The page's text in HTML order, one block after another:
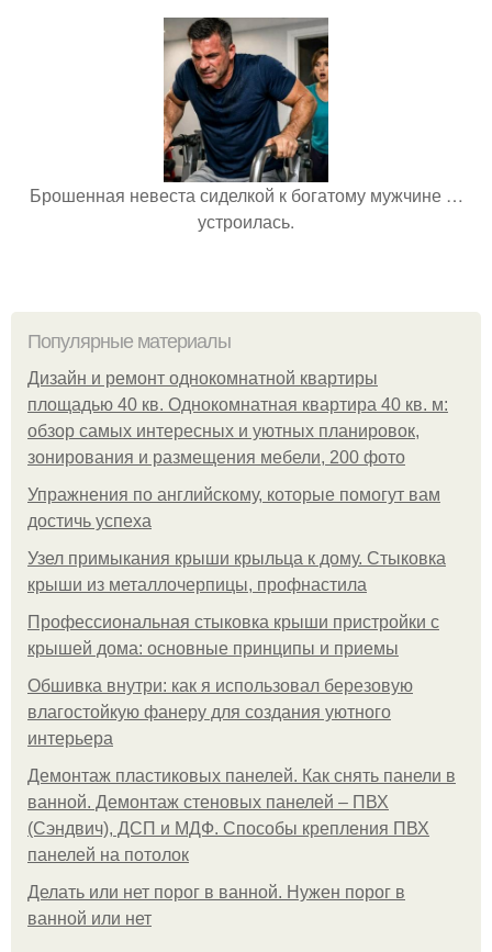
Брошенная невеста сиделкой к богатому мужчине …
устроилась.
Популярные материалы
Дизайн и ремонт однокомнатной квартиры
площадью 40 кв. Однокомнатная квартира 40 кв. м:
обзор самых интересных и уютных планировок,
зонирования и размещения мебели, 200 фото
Упражнения по английскому, которые помогут вам
достичь успеха
Узел примыкания крыши крыльца к дому. Стыковка
крыши из металлочерпицы, профнастила
Профессиональная стыковка крыши пристройки с
крышей дома: основные принципы и приемы
Обшивка внутри: как я использовал березовую
влагостойкую фанеру для создания уютного
интерьера
Демонтаж пластиковых панелей. Как снять панели в
ванной. Демонтаж стеновых панелей – ПВХ
(Сэндвич), ДСП и МДФ. Способы крепления ПВХ
панелей на потолок
Делать или нет порог в ванной. Нужен порог в
ванной или нет